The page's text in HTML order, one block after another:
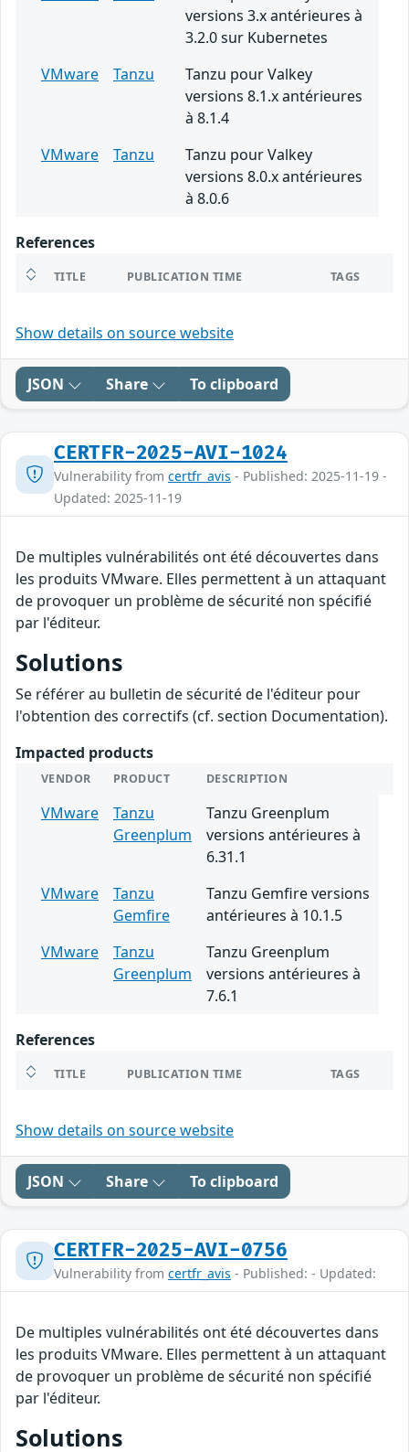
versions 3.x antérieures à
3.2.0 sur Kubernetes
VMware
Tanzu
Tanzu pour Valkey
versions 8.1.x antérieures
à 8.1.4
VMware
Tanzu
Tanzu pour Valkey
versions 8.0.x antérieures
à 8.0.6
References
TITLE PUBLICATION TIME TAGS
Show details on source website
JSON Share To clipboard
CERTFR-2025-AVI-1024
Vulnerability from certfr_avis - Published: 2025-11-19 -
Updated: 2025-11-19
De multiples vulnérabilités ont été découvertes dans
les produits VMware. Elles permettent à un attaquant
de provoquer un problème de sécurité non spécifié
par l'éditeur.
Solutions
Se référer au bulletin de sécurité de l'éditeur pour
l'obtention des correctifs (cf. section Documentation).
Impacted products
VENDOR PRODUCT DESCRIPTION
VMware
Tanzu
Greenplum
Tanzu Greenplum
versions antérieures à
6.31.1
VMware
Tanzu
Gemfire
Tanzu Gemfire versions
antérieures à 10.1.5
VMware
Tanzu
Greenplum
Tanzu Greenplum
versions antérieures à
7.6.1
References
TITLE PUBLICATION TIME TAGS
Show details on source website
JSON Share To clipboard
CERTFR-2025-AVI-0756
Vulnerability from certfr_avis - Published: - Updated:
De multiples vulnérabilités ont été découvertes dans
les produits VMware. Elles permettent à un attaquant
de provoquer un problème de sécurité non spécifié
par l'éditeur.
Solutions